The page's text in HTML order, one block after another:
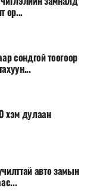
ор...
сондгой тоогоор
хэм дулаан
авто замын